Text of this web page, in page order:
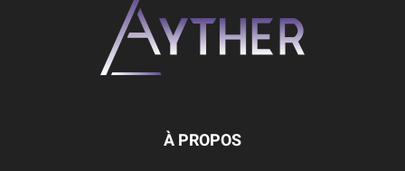
À PROPOS